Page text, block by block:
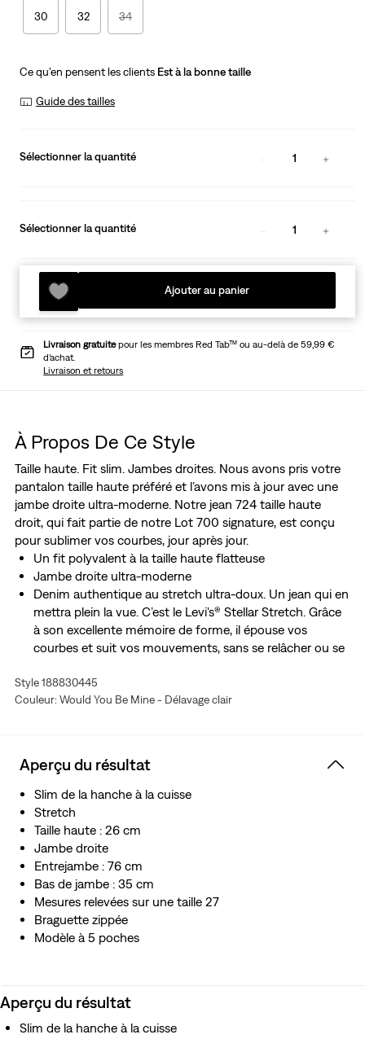
30 32 34
Ce qu’en pensent les clients Est à la bonne taille
Guide des tailles
Sélectionner la quantité 1
Sélectionner la quantité 1
Ajouter au panier
Livraison gratuitepour les membres Red Tab™ ou au-delà de 59,99 €
d’achat.
Livraison et retours
À Propos De Ce Style
Taille haute. Fit slim. Jambes droites. Nous avons pris votre
pantalon taille haute préféré et l’avons mis à jour avec une
jambe droite ultra-moderne. Notre jean 724 taille haute
droit, qui fait partie de notre Lot 700 signature, est conçu
pour sublimer vos courbes, jour après jour.
Un fit polyvalent à la taille haute flatteuse
Jambe droite ultra-moderne
Denim authentique au stretch ultra-doux. Un jean qui en
mettra plein la vue. C’est le Levi's® Stellar Stretch. Grâce
à son excellente mémoire de forme, il épouse vos
courbes et suit vos mouvements, sans se relâcher ou se
circonstances.
Style 188830445
Couleur: Would You Be Mine - Délavage clair
Aperçu du résultat
Slim de la hanche à la cuisse
Stretch
Taille haute : 26 cm
Jambe droite
Entrejambe : 76 cm
Bas de jambe : 35 cm
Mesures relevées sur une taille 27
Braguette zippée
Modèle à 5 poches
Aperçu du résultat
Slim de la hanche à la cuisse